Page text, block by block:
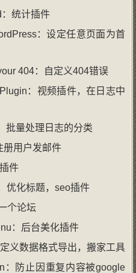
统计插件
：设定任意页面为首
404：自定义404错误
：视频插件，在日志中
批量处理日志的分类
册用户发邮件
件
优化标题，seo插件
个论坛
：后台美化插件
义数据格式导出，搬家工具
：防止因重复内容被google